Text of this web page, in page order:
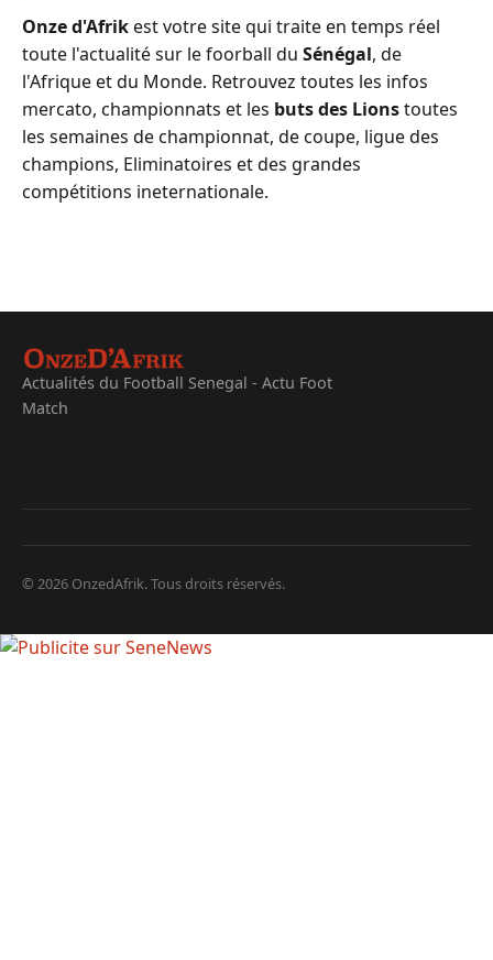
Onze d'Afrikest votre site qui traite en temps réel
toute l'actualité sur le foorball du Sénégal, de
l'Afrique et du Monde. Retrouvez toutes les infos
mercato, championnats et les buts des Lionstoutes
les semaines de championnat, de coupe, ligue des
champions, Eliminatoires et des grandes
compétitions ineternationale.
Actualités du Football Senegal - Actu Foot
Match
© 2026 OnzedAfrik. Tous droits réservés.